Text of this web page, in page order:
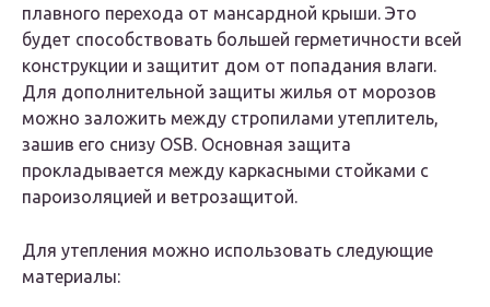
плавного перехода от мансардной крыши. Это
будет способствовать большей герметичности всей
конструкции и защитит дом от попадания влаги.
Для дополнительной защиты жилья от морозов
можно заложить между стропилами утеплитель,
зашив его снизу OSB. Основная защита
прокладывается между каркасными стойками с
пароизоляцией и ветрозащитой.
Для утепления можно использовать следующие
материалы: